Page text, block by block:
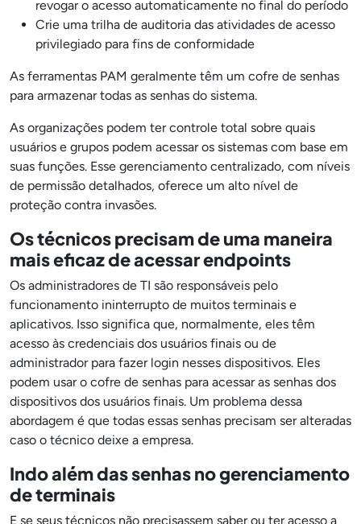
revogar o acesso automaticamente no final do período
Crie uma trilha de auditoria das atividades de acesso
privilegiado para fins de conformidade
As ferramentas PAM geralmente têm um cofre de senhas
para armazenar todas as senhas do sistema.
As organizações podem ter controle total sobre quais
usuários e grupos podem acessar os sistemas com base em
suas funções. Esse gerenciamento centralizado, com níveis
de permissão detalhados, oferece um alto nível de
proteção contra invasões.
Os técnicos precisam de uma maneira
mais eficaz de acessar endpoints
Os administradores de TI são responsáveis pelo
funcionamento ininterrupto de muitos terminais e
aplicativos. Isso significa que, normalmente, eles têm
acesso às credenciais dos usuários finais ou de
administrador para fazer login nesses dispositivos. Eles
podem usar o cofre de senhas para acessar as senhas dos
dispositivos dos usuários finais. Um problema dessa
abordagem é que todas essas senhas precisam ser alteradas
caso o técnico deixe a empresa.
Indo além das senhas no gerenciamento
de terminais
E se seus técnicos não precisassem saber ou ter acesso a